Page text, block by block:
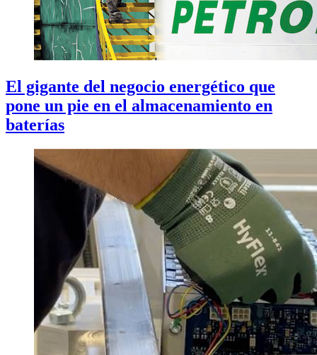
El gigante del negocio energético que
pone un pie en el almacenamiento en
baterías